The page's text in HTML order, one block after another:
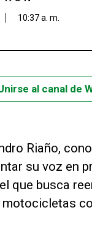
10:37 a. m.
al canal de
Riaño,
su voz en
que busca